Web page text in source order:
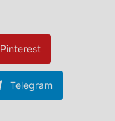
Pinterest
Telegram